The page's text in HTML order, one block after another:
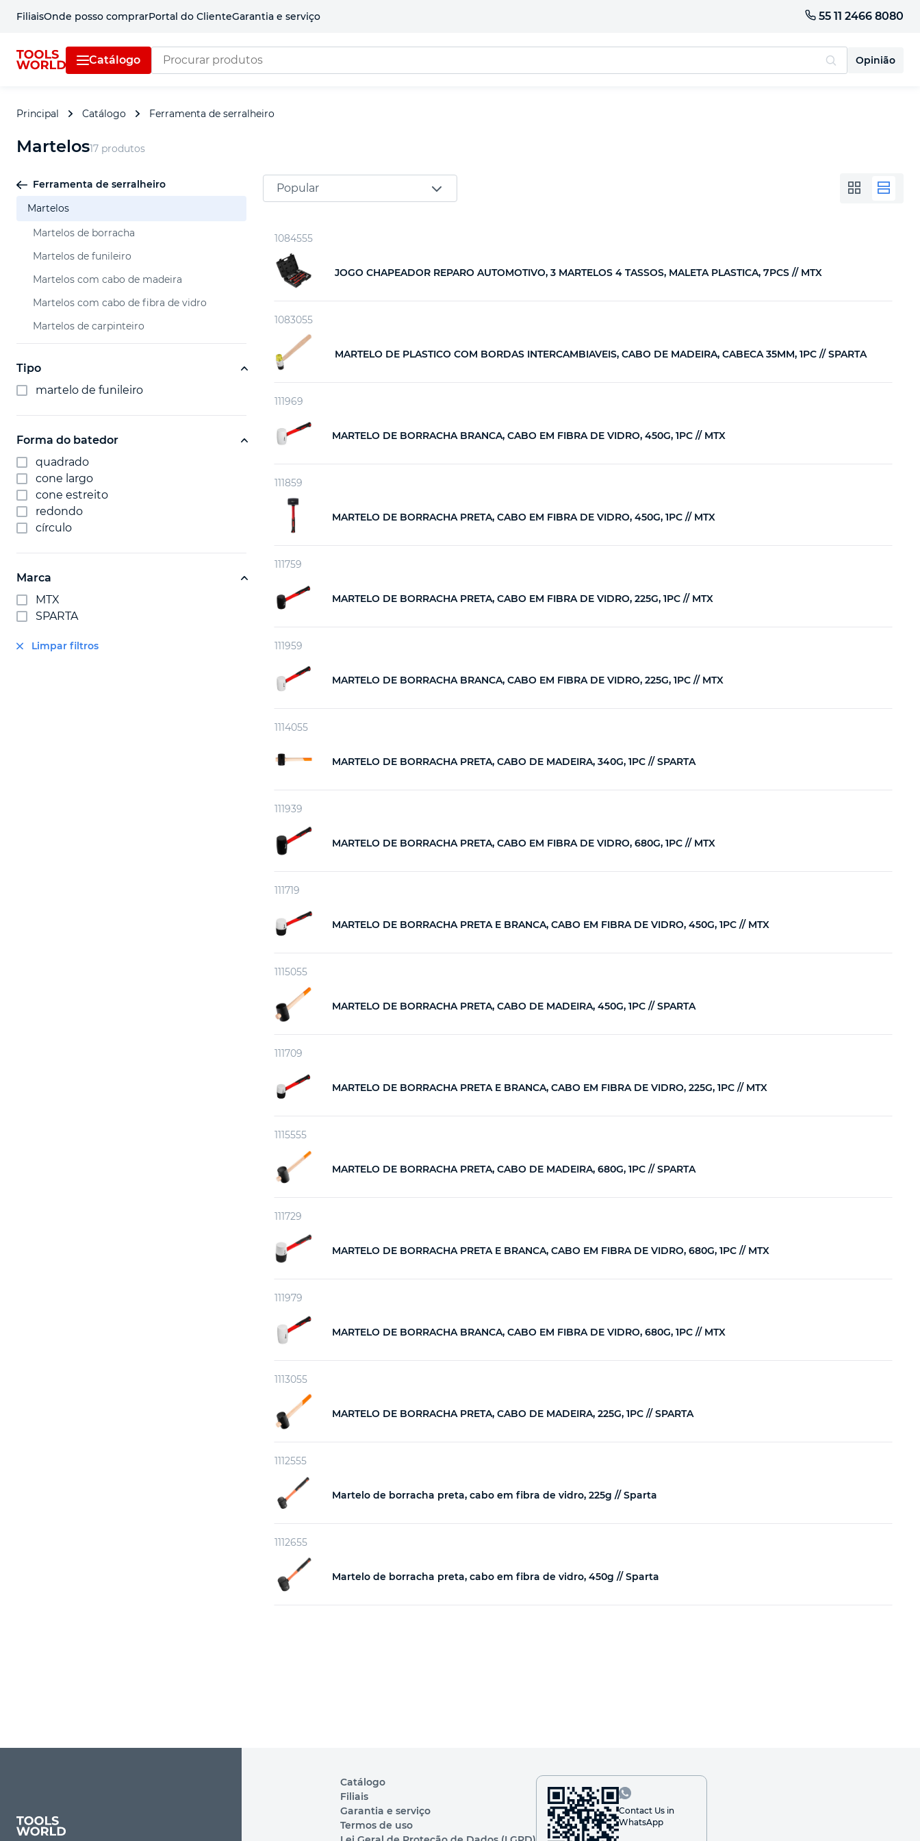
FiliaisOnde posso comprarPortal do ClienteGarantia e serviço 55 11 2466 8080
Catálogo Opinião
Principal Catálogo Ferramenta de serralheiro
Martelos17 produtos
Martelos de funileiro
Martelos com cabo de fibra de vidro
Martelos de carpinteiro
Ferramenta de serralheiro
Martelos
Martelos de borracha
Martelos de funileiro
Martelos com cabo de madeira
Martelos com cabo de fibra de vidro
Martelos de carpinteiro
Tipo
martelo de funileiro
Forma do batedor
quadrado
cone largo
cone estreito
redondo
círculo
Marca
MTX
SPARTA
Limpar filtros
Popular
1084555
JOGO CHAPEADOR REPARO AUTOMOTIVO, 3 MARTELOS 4 TASSOS, MALETA PLASTICA, 7PCS // MTX
1083055
MARTELO DE PLASTICO COM BORDAS INTERCAMBIAVEIS, CABO DE MADEIRA, CABECA 35MM, 1PC // SPARTA
111969
MARTELO DE BORRACHA BRANCA, CABO EM FIBRA DE VIDRO, 450G, 1PC // MTX
111859
MARTELO DE BORRACHA PRETA, CABO EM FIBRA DE VIDRO, 450G, 1PC // MTX
111759
MARTELO DE BORRACHA PRETA, CABO EM FIBRA DE VIDRO, 225G, 1PC // MTX
111959
MARTELO DE BORRACHA BRANCA, CABO EM FIBRA DE VIDRO, 225G, 1PC // MTX
1114055
MARTELO DE BORRACHA PRETA, CABO DE MADEIRA, 340G, 1PC // SPARTA
111939
MARTELO DE BORRACHA PRETA, CABO EM FIBRA DE VIDRO, 680G, 1PC // MTX
111719
MARTELO DE BORRACHA PRETA E BRANCA, CABO EM FIBRA DE VIDRO, 450G, 1PC // MTX
1115055
MARTELO DE BORRACHA PRETA, CABO DE MADEIRA, 450G, 1PC // SPARTA
111709
MARTELO DE BORRACHA PRETA E BRANCA, CABO EM FIBRA DE VIDRO, 225G, 1PC // MTX
1115555
MARTELO DE BORRACHA PRETA, CABO DE MADEIRA, 680G, 1PC // SPARTA
111729
MARTELO DE BORRACHA PRETA E BRANCA, CABO EM FIBRA DE VIDRO, 680G, 1PC // MTX
111979
MARTELO DE BORRACHA BRANCA, CABO EM FIBRA DE VIDRO, 680G, 1PC // MTX
1113055
MARTELO DE BORRACHA PRETA, CABO DE MADEIRA, 225G, 1PC // SPARTA
1112555
Martelo de borracha preta, cabo em fibra de vidro, 225g // Sparta
1112655
Martelo de borracha preta, cabo em fibra de vidro, 450g // Sparta
Catálogo
Filiais
Garantia e serviço
Termos de uso
Contact Us in
WhatsApp